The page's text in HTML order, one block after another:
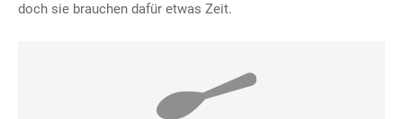
doch sie brauchen dafür etwas Zeit.